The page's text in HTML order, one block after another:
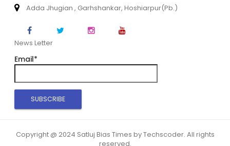
Adda Jhugian , Garhshankar, Hoshiarpur(Pb.)
News Letter
Email*
Copyright @ 2024 Satluj Bias Times by Techscoder. All rights
reserved.